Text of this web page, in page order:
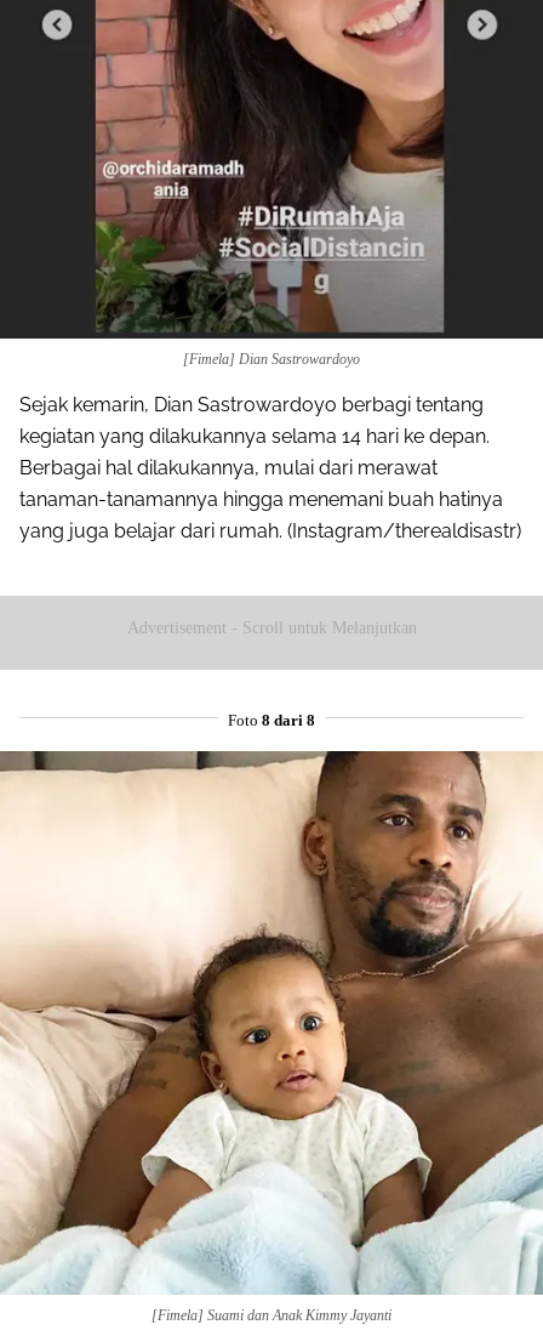
[Fimela] Dian Sastrowardoyo
Sejak kemarin, Dian Sastrowardoyo berbagi tentang
kegiatan yang dilakukannya selama 14 hari ke depan.
Berbagai hal dilakukannya, mulai dari merawat
tanaman-tanamannya hingga menemani buah hatinya
yang juga belajar dari rumah. (Instagram/therealdisastr)
Advertisement - Scroll untuk Melanjutkan
Foto 8 dari 8
[Fimela] Suami dan Anak Kimmy Jayanti